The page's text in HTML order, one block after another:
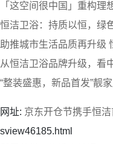
「这空间很中国」重构
恒洁卫浴：持质以恒，绿
助推城市生活品质再升级
从恒洁卫浴品牌升级，看
“整装盛惠，新品首发”靓
网址: 京东开仓节携手恒
sview46185.html